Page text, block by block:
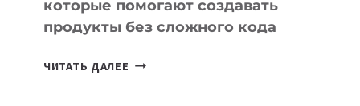
которые помогают создавать
продукты без сложного кода
ЧИТАТЬ ДАЛЕЕ 7